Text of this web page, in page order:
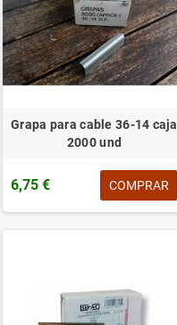
Grapa para cable 36-14 caja
2000 und
6,75 € COMPRAR